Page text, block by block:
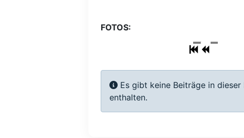
FOTOS:
Information
Es gibt keine Beiträge in
enthalten.